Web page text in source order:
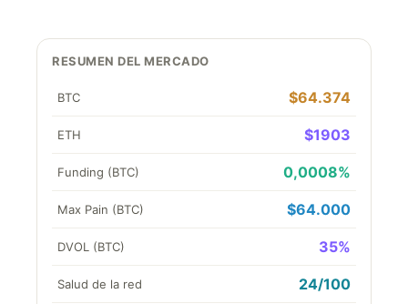
RESUMEN DEL MERCADO
BTC $64.374
ETH $1903
Funding (BTC) 0,0008%
Max Pain (BTC) $64.000
DVOL (BTC) 35%
Salud de la red 24/100